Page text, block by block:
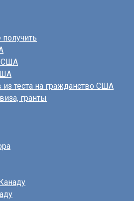
получить
США
теста на гражданство США
гранты